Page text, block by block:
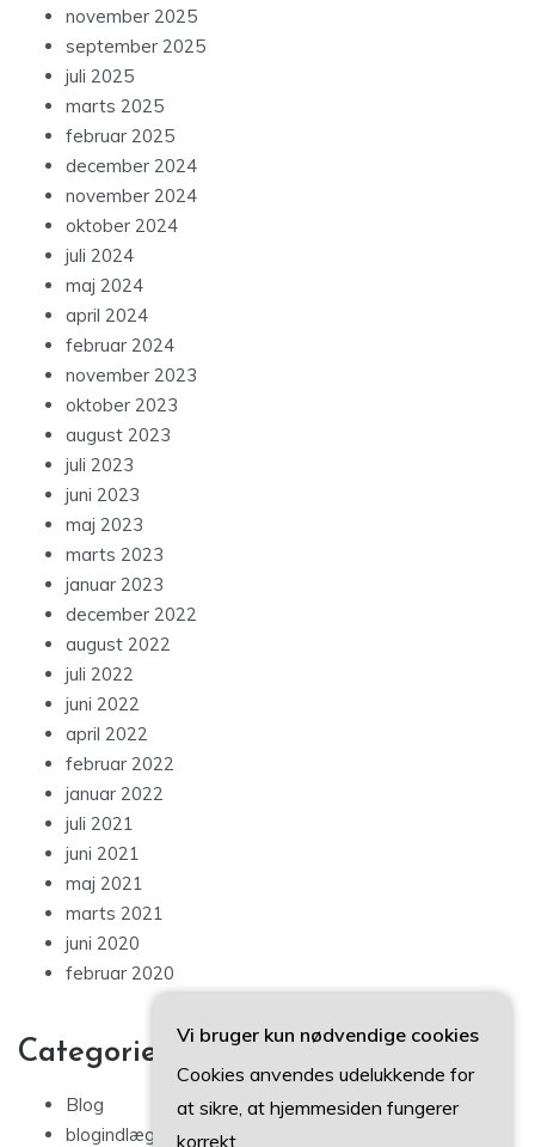
november 2025
september 2025
juli 2025
marts 2025
februar 2025
december 2024
november 2024
oktober 2024
juli 2024
maj 2024
april 2024
februar 2024
november 2023
oktober 2023
august 2023
juli 2023
juni 2023
maj 2023
marts 2023
januar 2023
december 2022
august 2022
juli 2022
juni 2022
april 2022
februar 2022
januar 2022
juli 2021
juni 2021
maj 2021
marts 2021
juni 2020
februar 2020
Categories
Blog
blogindlæg
Vi bruger kun nødvendige cookies
Cookies anvendes udelukkende for
at sikre, at hjemmesiden fungerer
korrekt.